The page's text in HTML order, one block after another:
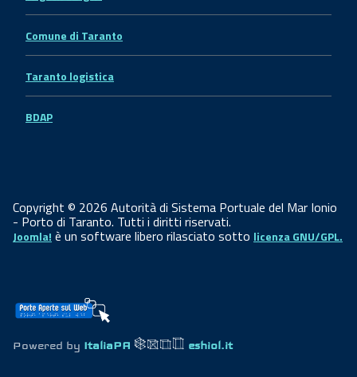
Comune di Taranto
Taranto logistica
BDAP
Copyright © 2026 Autorità di Sistema Portuale del Mar Ionio
- Porto di Taranto. Tutti i diritti riservati.
Joomla! è un software libero rilasciato sotto licenza GNU/GPL.
Powered by ItaliaPA eshiol.it